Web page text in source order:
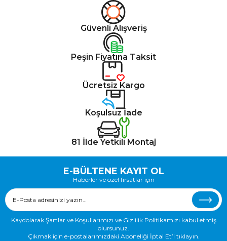
Güvenli Alışveriş
Peşin Fiyatına Taksit
Ücretsiz Kargo
Koşulsuz İade
81 İlde Yetkili Montaj
E-BÜLTENE KAYIT OL
Haberler ve özel fırsatlar için
Kaydolarak Şartlar ve Koşullarımızı ve Gizlilik Politikamızı kabul etmiş
olursunuz.
Çıkmak için e-postalarımızdaki Aboneliği İptal Et’i tıklayın.